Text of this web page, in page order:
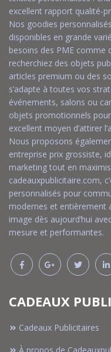
excellent rapport qualité-
Nos goodies
disponibles en grande
besoins des PME comme
recherchiez des objets
articles premium ou des
s’adapte à toutes vos
événements, salons ou
objets promotionnels
excellent moyen d’attirer
Nous proposons
entreprise prix grossiste,
marketing tout en
cadeauxpublicitaire.com,
personnalisés pour
modernes et entièrement
image dès aujourd’hui
mesure et performantes.
CADEAUX
Cadeaux Publicitaires